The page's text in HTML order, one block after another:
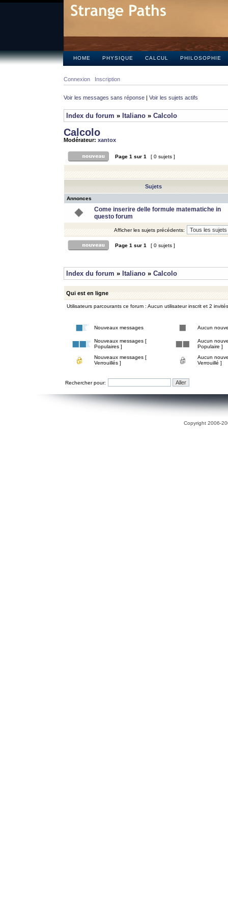
HOME PHYSIQUE CALCUL PHILOSOPHIE
Connexion Inscription
Voir les messages sans réponse | Voir les sujets actifs
Index du forum » Italiano » Calcolo
Calcolo
Modérateur: xantox
Page 1 sur 1 [ 0 sujets ]
Sujets
Annonces
Come inserire delle formule matematiche in
questo forum
Afficher les sujets précédents:
Page 1 sur 1 [ 0 sujets ]
Index du forum » Italiano » Calcolo
Qui est en ligne
Utilisateurs parcourants ce forum : Aucun utilisateur inscrit et 2 invités
Nouveaux messages Aucun
Nouveaux messages [
Populaires ]
Aucun
Populaire ]
Nouveaux messages [
Verrouillés ]
Aucun
Verrouillé ]
Rechercher pour:
Copyright 2006-